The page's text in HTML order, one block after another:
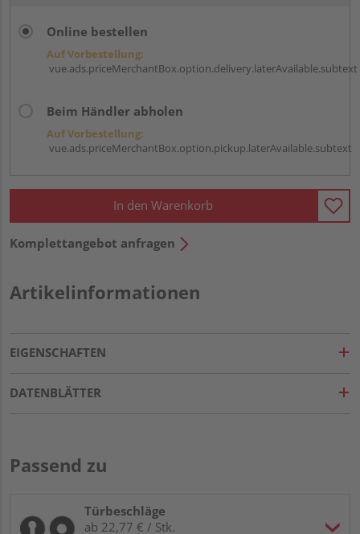
Online bestellen
Auf Vorbestellung:
vue.ads.priceMerchantBox.option.delivery.laterAvailable.subtext
Beim Händler abholen
Auf Vorbestellung:
vue.ads.priceMerchantBox.option.pickup.laterAvailable.subtext
In den Warenkorb
Komplettangebot anfragen
Artikelinformationen
EIGENSCHAFTEN
DATENBLÄTTER
Passend zu
Türbeschläge
ab 22,77 € / Stk.